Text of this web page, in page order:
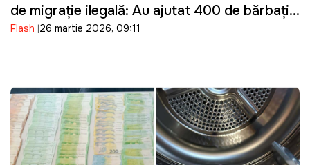
de migrație ilegală: Au ajutat 400 de bărbați
din Ucraina să intre ilegal în Moldova
Flash 26 martie 2026, 09:11